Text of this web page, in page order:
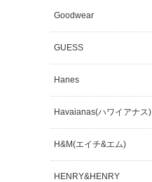
Goodwear
GUESS
Hanes
Havaianas(ハワイアナス)
H&M(エイチ&エム)
HENRY&HENRY